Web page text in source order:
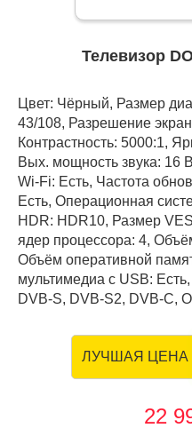
Телевизор
Цвет: Чёрный, Размер
43/108, Разрешение
Контрастность: 5000:1,
Вых. мощность звука: 16
Wi-Fi: Есть, Частота
Есть, Операционная
HDR: HDR10, Размер
ядер процессора: 4,
Объём оперативной
мультимедиа с USB:
DVB-S, DVB-S2, DVB-C,
ЛУЧШАЯ ЦЕНА
22